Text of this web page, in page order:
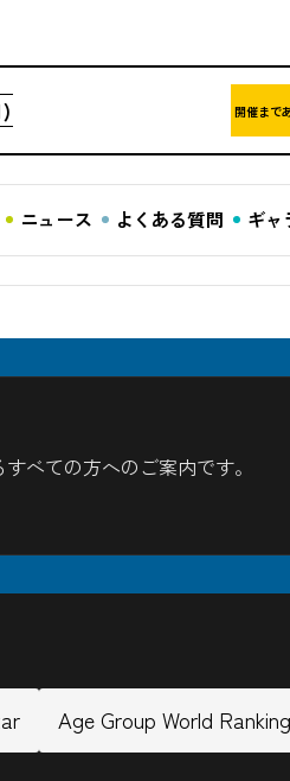
開催まで
ニュース よくある質問 ギャ
べての方へのご案内です。
Age Group World